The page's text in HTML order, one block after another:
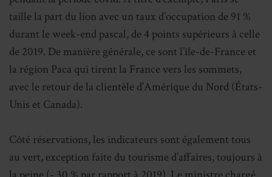
taille la part du lion avec un taux d’occupation de 91 %
durant le week-end pascal, de 4 points supérieurs à celle
de 2019. De manière générale, ce sont l’île-de-France et
la région Paca qui tirent la France vers les sommets,
avec le retour de la clientèle d’Amérique du Nord (États-
Unis et Canada).
Côté réservations, les indicateurs sont également tous
au vert, exception faite du tourisme d’affaires, toujours à